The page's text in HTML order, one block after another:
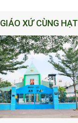
GIÁO XỨ CÙNG HẠT